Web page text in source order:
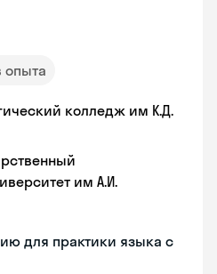
опыта
колледж им К.Д.
им А.И.
для практики языка с